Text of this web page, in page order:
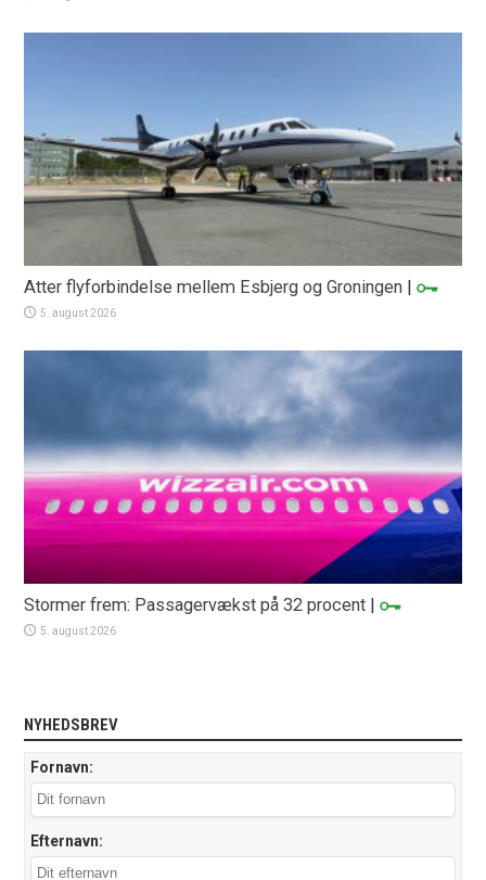
Atter flyforbindelse mellem Esbjerg og Groningen |
5. august 2026
Stormer frem: Passagervækst på 32 procent |
5. august 2026
NYHEDSBREV
Fornavn:
Efternavn: